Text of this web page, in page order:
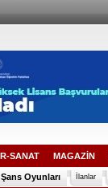
SANAT MAGAZİN
Şans Oyunları İlanlar